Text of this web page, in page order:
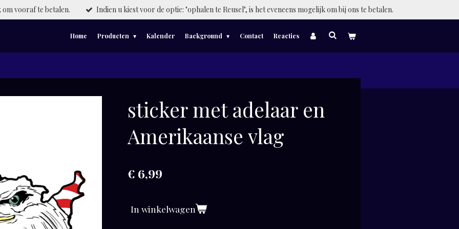
vooraf te betalen. Indien u kiest voor de optie: "ophalen te Reusel", is het eveneens mogelijk om bij ons te betalen.
Home Producten Kalender Background Contact Reacties
sticker met adelaar en
Amerikaanse vlag
€ 6,99
In winkelwagen